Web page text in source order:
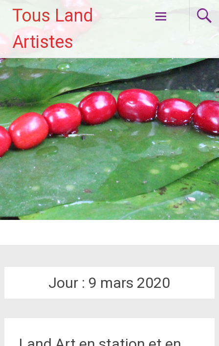
Tous Land
Artistes
contenu
Jour : 9 mars 2020